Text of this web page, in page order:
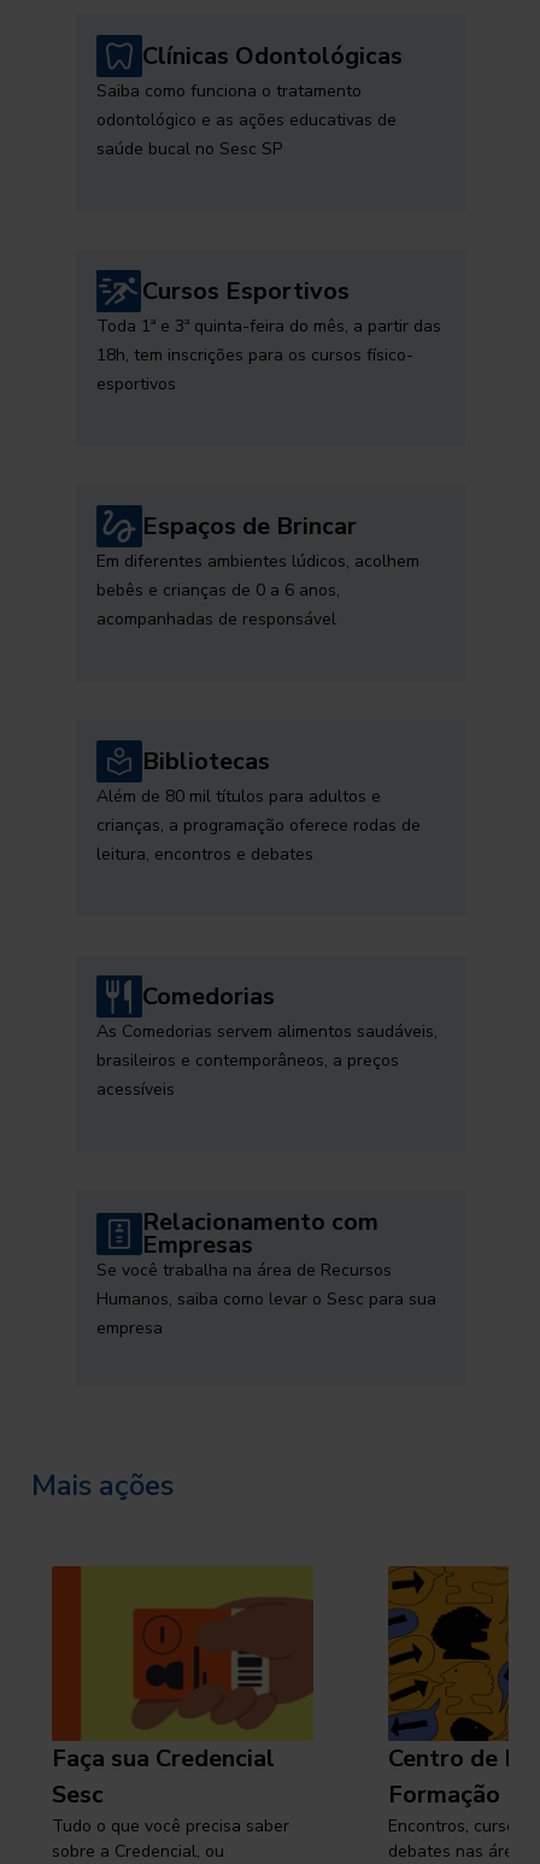
Clínicas Odontológicas
Saiba como funciona o tratamento
odontológico e as ações educativas de
saúde bucal no Sesc SP
Cursos Esportivos
Toda 1ª e 3ª quinta-feira do mês, a partir das
18h, tem inscrições para os cursos físico-
esportivos
Espaços de Brincar
Em diferentes ambientes lúdicos, acolhem
bebês e crianças de 0 a 6 anos,
acompanhadas de responsável
Bibliotecas
Além de 80 mil títulos para adultos e
crianças, a programação oferece rodas de
leitura, encontros e debates
Comedorias
As Comedorias servem alimentos saudáveis,
brasileiros e contemporâneos, a preços
acessíveis
Relacionamento com
Empresas
Se você trabalha na área de Recursos
Humanos, saiba como levar o Sesc para sua
empresa
Mais ações
Faça sua Credencial
Sesc
Tudo o que você precisa saber
sobre a Credencial, ou
Centro de
Formação
Encontros, cursos,
debates nas áreas